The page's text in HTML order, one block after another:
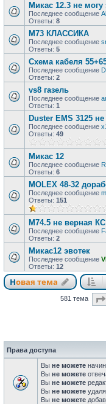
Микас 12.3 не могу
Последнее сообщение
Ответы: 8
М73 КЛАССИКА
Последнее сообщение
Ответы: 5
Схема кабеля
Последнее сообщение
Ответы: 2
vs8 газель
Последнее сообщение
Ответы: 1
Duster EMS 3125
Последнее сообщение
Ответы: 49
Микас 12
Последнее сообщение
Ответы: 6
MOLEX 48-32
Последнее сообщение
Ответы: 151
М74.5 не верная КС
Последнее сообщение
Ответы: 2
Микас12 эвотек
Последнее сообщение
Ответы: 12
Новая тема
581 тема
Права доступа
Вы не можете
Вы не можете
Вы не можете
Вы не можете
Вы не можете